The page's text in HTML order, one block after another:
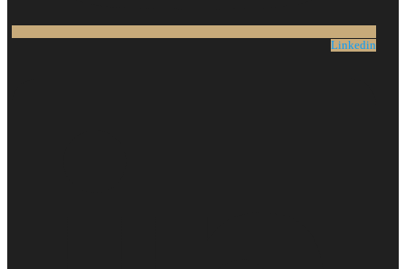
Linkedin